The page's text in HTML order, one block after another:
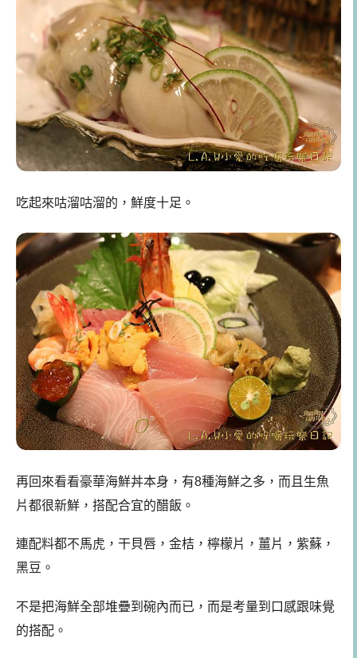
吃起來咕溜咕溜的，鮮度十足。
再回來看看豪華海鮮丼本身，有8種海鮮之多，而且生魚
片都很新鮮，搭配合宜的醋飯。
連配料都不馬虎，干貝唇，金桔，檸檬片，薑片，紫蘇，
黑豆。
不是把海鮮全部堆疊到碗內而已，而是考量到口感跟味覺
的搭配。